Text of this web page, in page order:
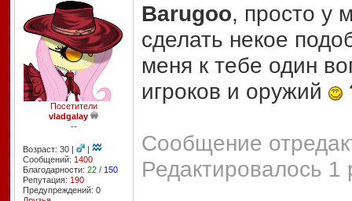
Посетители
vladgalay
--
Возраст: 30 |
|
Сообщений: 1400
Благодарности: 22/ 150
Репутация: 190
Предупреждений: 0
Barugoo, просто у
сделать некое
меня к тебе один
игроков и оружий
Сообщение
Редактировалось 1